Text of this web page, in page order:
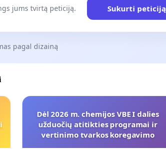
jums tvirtą peticiją. Sukurti peticiją
pagal dizainą
Dėl 2026 m. chemijos VBE I dalies
užduočių atitikties programai ir
vertinimo tvarkos koregavimo